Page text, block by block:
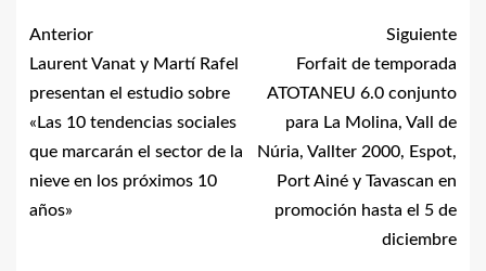
Anterior
Laurent Vanat y Martí Rafel
presentan el estudio sobre
«Las 10 tendencias sociales
que marcarán el sector de la
nieve en los próximos 10
años»
Siguiente
Forfait de temporada
ATOTANEU 6.0 conjunto
para La Molina, Vall de
Núria, Vallter 2000, Espot,
Port Ainé y Tavascan en
promoción hasta el 5 de
diciembre